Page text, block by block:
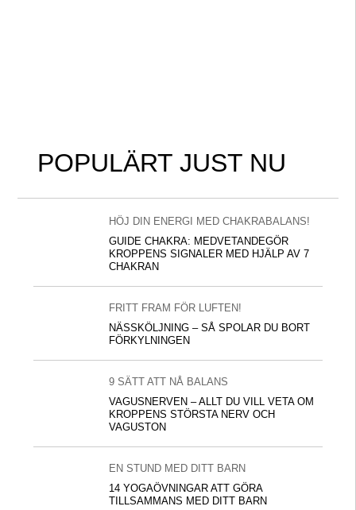
POPULÄRT JUST NU
HÖJ DIN ENERGI MED CHAKRABALANS!
GUIDE CHAKRA: MEDVETANDEGÖR
KROPPENS SIGNALER MED HJÄLP AV 7
CHAKRAN
FRITT FRAM FÖR LUFTEN!
NÄSSKÖLJNING – SÅ SPOLAR DU BORT
FÖRKYLNINGEN
9 SÄTT ATT NÅ BALANS
VAGUSNERVEN – ALLT DU VILL VETA OM
KROPPENS STÖRSTA NERV OCH
VAGUSTON
EN STUND MED DITT BARN
14 YOGAÖVNINGAR ATT GÖRA
TILLSAMMANS MED DITT BARN